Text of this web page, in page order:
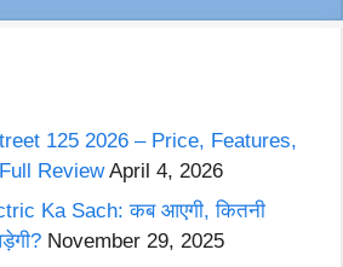
125 2026 – Price, Features,
Review April 4, 2026
Ka Sach: कब आएगी, कितनी
November 29, 2025